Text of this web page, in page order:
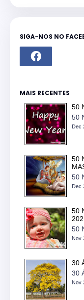
SIGA-NOS NO
MAIS RECENTES
50
50
Dec
50
50
Dec
50
50
Nov
30
30
Nov